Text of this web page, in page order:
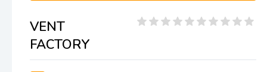
VENT
FACTORY